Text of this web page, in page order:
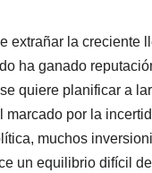
extrañar la creciente
ha ganado
quiere planificar a
marcado por la
muchos
un equilibrio difícil